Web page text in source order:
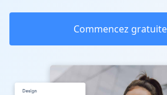
Commencez